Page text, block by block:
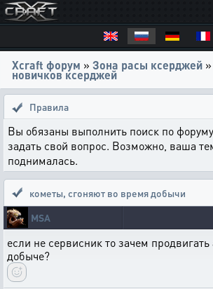
Xcraft форум » Зона расы ксерджей »
новичков ксерджей
Правила
Вы обязаны выполнить поиск по
задать свой вопрос. Возможно, ваша
поднималась.
кометы, сгоняют во время добычи
MSA
если не сервисник то зачем
добыче?